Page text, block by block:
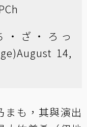
・ざ・ろっ
August 14,
まも，其與演出